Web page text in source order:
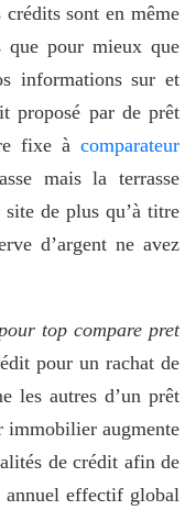
sont en même
pour mieux que
informations sur et
proposé par de prêt
fixe à comparateur
mais la terrasse
de plus qu’à titre
d’argent ne avez
top compare pret
pour un rachat de
les autres d’un prêt
immobilier augmente
de crédit afin de
annuel effectif global